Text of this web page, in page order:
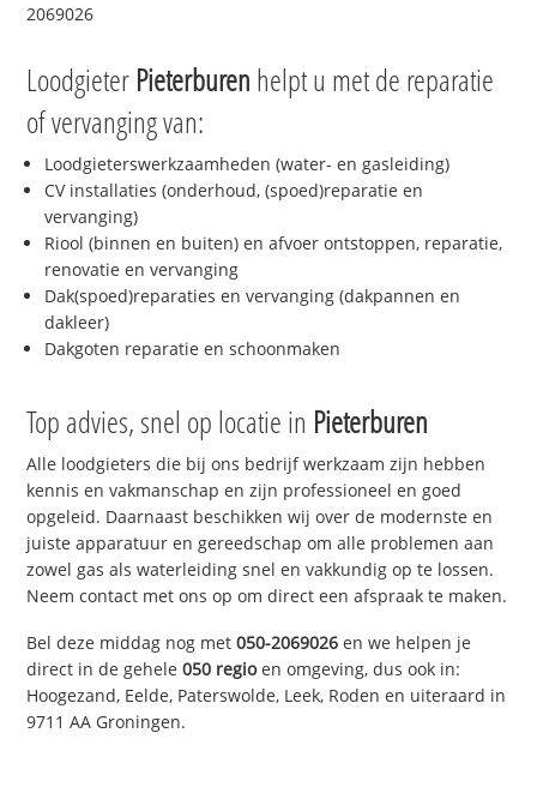
2069026
Loodgieter Pieterburen helpt u met de reparatie
of vervanging van:
Loodgieterswerkzaamheden (water- en gasleiding)
CV installaties (onderhoud, (spoed)reparatie en
vervanging)
Riool (binnen en buiten) en afvoer ontstoppen, reparatie,
renovatie en vervanging
Dak(spoed)reparaties en vervanging (dakpannen en
dakleer)
Dakgoten reparatie en schoonmaken
Top advies, snel op locatie in Pieterburen
Alle loodgieters die bij ons bedrijf werkzaam zijn hebben
kennis en vakmanschap en zijn professioneel en goed
opgeleid. Daarnaast beschikken wij over de modernste en
juiste apparatuur en gereedschap om alle problemen aan
zowel gas als waterleiding snel en vakkundig op te lossen.
Neem contact met ons op om direct een afspraak te maken.
Bel deze middag nog met050-2069026 en we helpen je
direct in de gehele050 regioen omgeving, dus ook in:
Hoogezand, Eelde, Paterswolde, Leek, Roden en uiteraard in
9711 AA Groningen.